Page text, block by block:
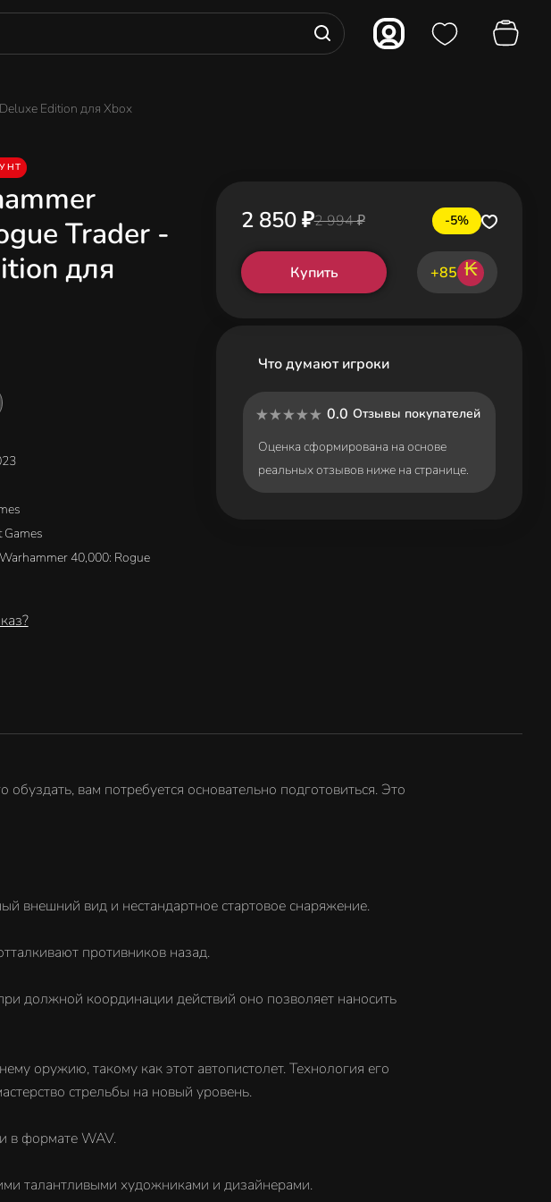
Edition для Xbox
Trader -
для
Warhammer 40,000: Rogue
2 850 ₽2 994 ₽ -5%
Купить +85 ₭
Что думают игроки
0.0 Отзывы покупателей
Оценка сформирована на основе
реальных отзывов ниже на странице.
вам потребуется основательно подготовиться. Это
внешний вид и нестандартное стартовое снаряжение.
противников назад.
должной координации действий оно позволяет наносить
оружию, такому как этот автопистолет. Технология его
стрельбы на новый уровень.
в формате WAV.
талантливыми художниками и дизайнерами.